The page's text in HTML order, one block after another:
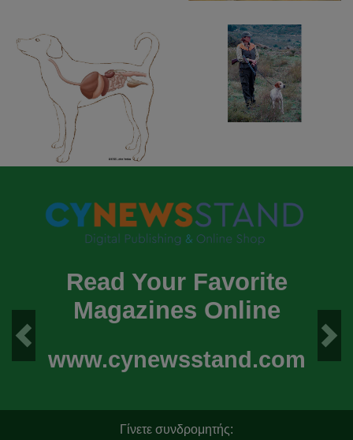
Read Your Favorite
Magazines Online
Next
www.cynewsstand.com
Γίνετε συνδρομητής: